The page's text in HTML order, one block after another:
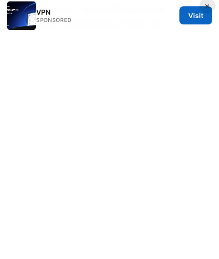
Nordvpn cost in south africa your full
breakdown 2026: Budget, Plans, and
×
VPN
SPONSORED
Visit